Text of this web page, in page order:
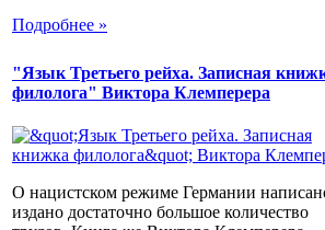
Подробнее »
"Язык Третьего рейха. Записная
филолога" Виктора Клемперера
О нацистском режиме Германии
издано достаточно большое количество